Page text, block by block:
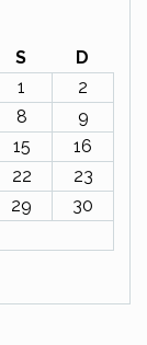
S
D
1
2
8
9
15
16
22
23
29
30